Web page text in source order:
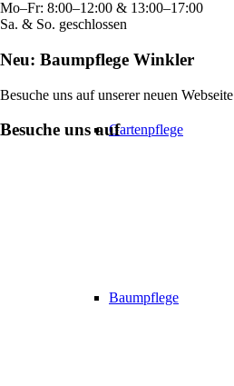
Gartenpflege
Baumpflege
Mo–Fr: 8:00–12:00 & 13:00–17:00
Sa. & So. geschlossen
Neu: Baumpflege Winkler
Besuche uns auf unserer neuen Webseite
Besuche uns auf